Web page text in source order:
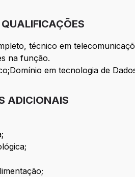
técnico em
na função.
em tecnologia de
ADICIONAIS